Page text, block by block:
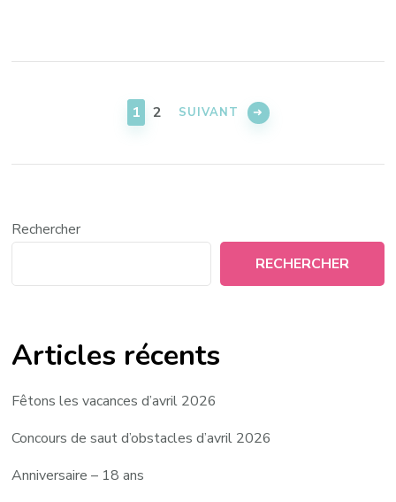
PAGE
1 PAGE
2 SUIVANT
Rechercher
RECHERCHER
Articles récents
Fêtons les vacances d’avril 2026
Concours de saut d’obstacles d’avril 2026
Anniversaire – 18 ans